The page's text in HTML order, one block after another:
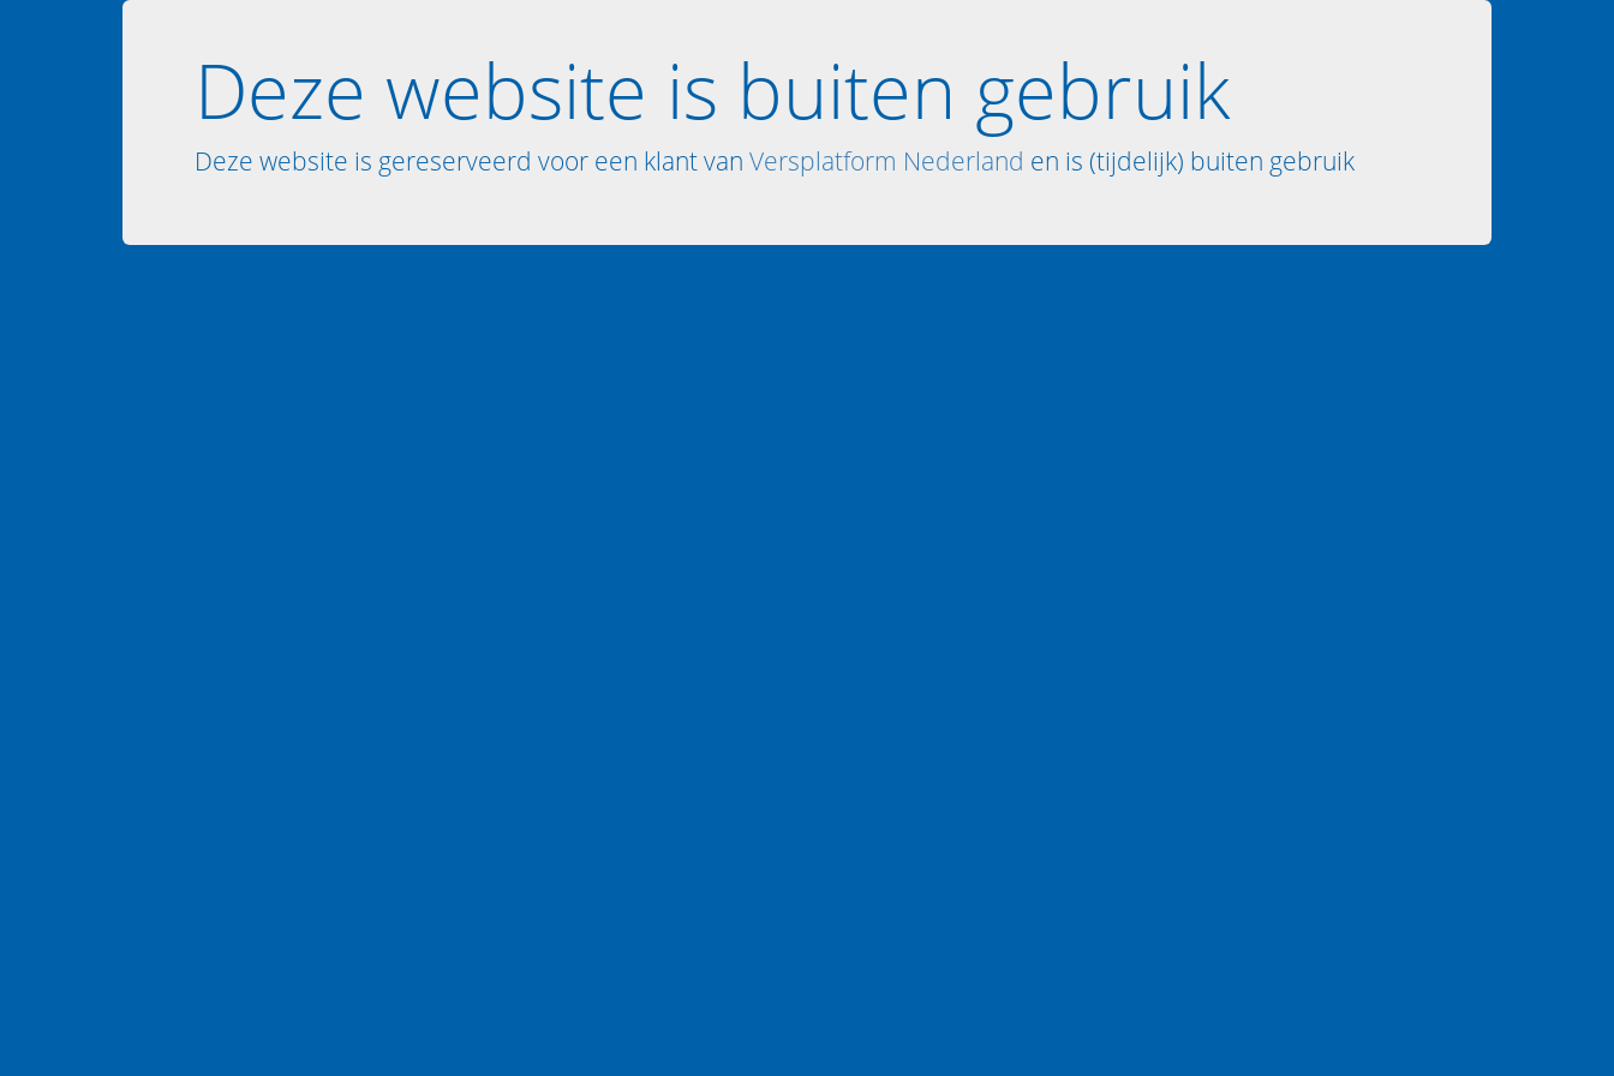
Deze website is buiten gebruik
Deze website is gereserveerd voor een klant van Versplatform Nederland en is (tijdelijk) buiten gebruik